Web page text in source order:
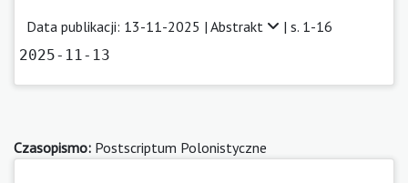
Data publikacji: 13-11-2025 | Abstrakt | s. 1-16
2025-11-13
Czasopismo: Postscriptum Polonistyczne